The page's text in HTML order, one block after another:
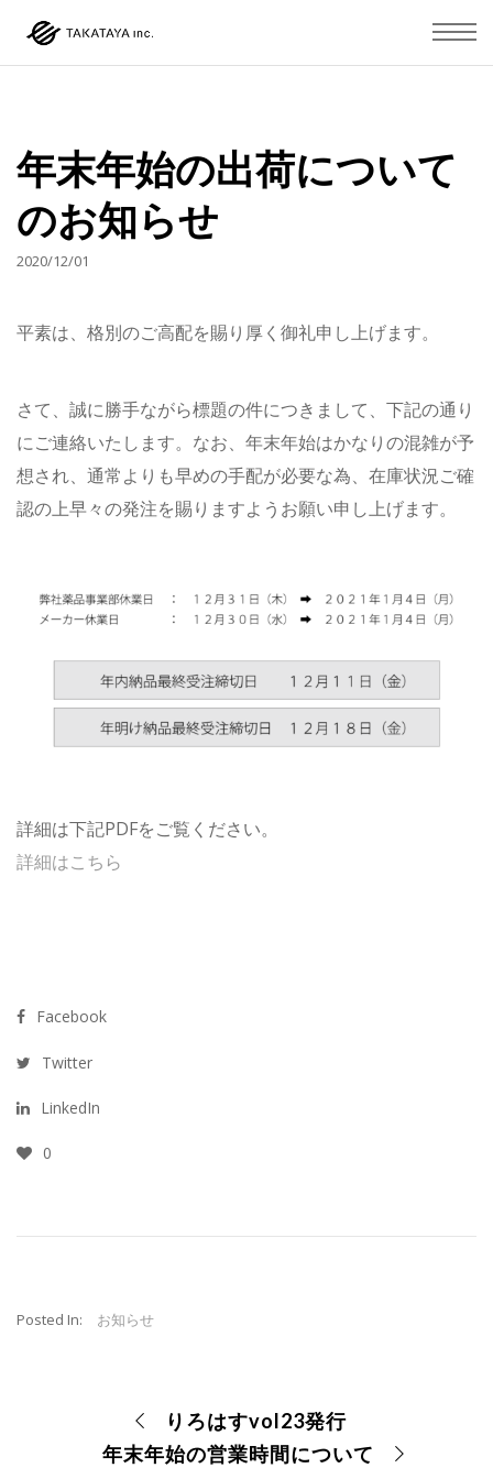
年末年始の出荷について
のお知らせ
2020/12/01
平素は、格別のご高配を賜り厚く御礼申し上げます。
さて、誠に勝手ながら標題の件につきまして、下記の通り
にご連絡いたします。なお、年末年始はかなりの混雑が予
想され、通常よりも早めの手配が必要な為、在庫状況ご確
認の上早々の発注を賜りますようお願い申し上げます。
詳細は下記PDFをご覧ください。
詳細はこちら
Facebook
Twitter
LinkedIn
0
Posted In: お知らせ
りろはすvol23発行
年末年始の営業時間について